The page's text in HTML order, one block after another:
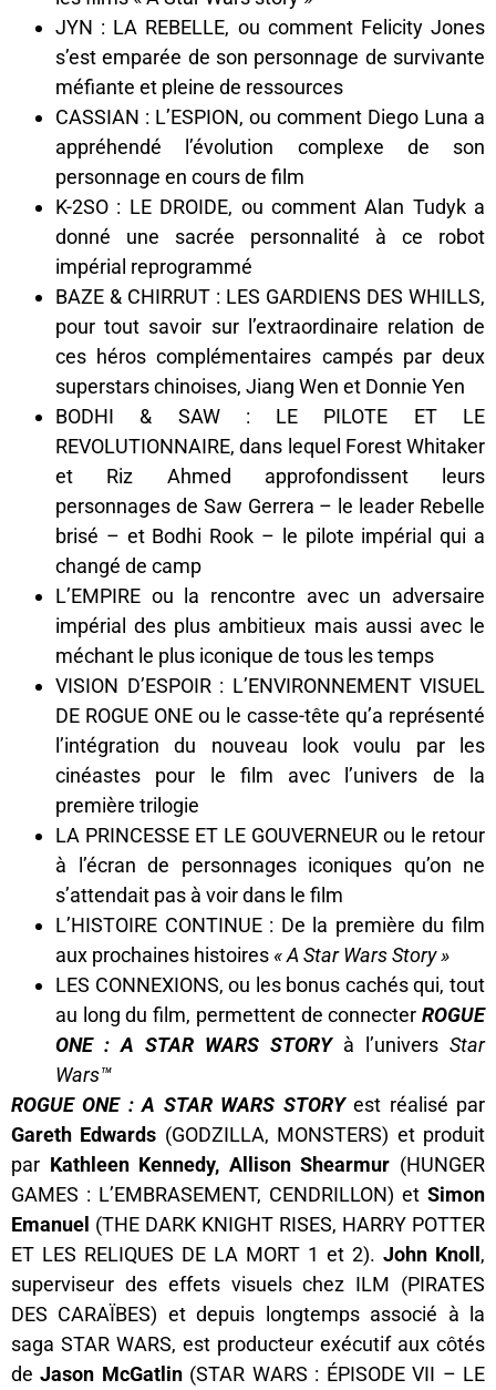
JYN : LA REBELLE, ou comment Felicity Jones
s’est emparée de son personnage de survivante
méfiante et pleine de ressources
CASSIAN : L’ESPION, ou comment Diego Luna a
appréhendé l’évolution complexe de son
personnage en cours de film
K-2SO : LE DROIDE, ou comment Alan Tudyk a
donné une sacrée personnalité à ce robot
impérial reprogrammé
BAZE & CHIRRUT : LES GARDIENS DES WHILLS,
pour tout savoir sur l’extraordinaire relation de
ces héros complémentaires campés par deux
superstars chinoises, Jiang Wen et Donnie Yen
BODHI & SAW : LE PILOTE ET LE
REVOLUTIONNAIRE, dans lequel Forest Whitaker
et Riz Ahmed approfondissent leurs
personnages de Saw Gerrera – le leader Rebelle
brisé – et Bodhi Rook – le pilote impérial qui a
changé de camp
L’EMPIRE ou la rencontre avec un adversaire
impérial des plus ambitieux mais aussi avec le
méchant le plus iconique de tous les temps
VISION D’ESPOIR : L’ENVIRONNEMENT VISUEL
DE ROGUE ONE ou le casse-tête qu’a représenté
l’intégration du nouveau look voulu par les
cinéastes pour le film avec l’univers de la
première trilogie
LA PRINCESSE ET LE GOUVERNEUR ou le retour
à l’écran de personnages iconiques qu’on ne
s’attendait pas à voir dans le film
L’HISTOIRE CONTINUE : De la première du film
aux prochaines histoires« A Star Wars Story »
LES CONNEXIONS, ou les bonus cachés qui, tout
au long du film, permettent de connecter ROGUE
ONE : A STAR WARS STORYà l’univers Star
Wars™
ROGUE ONE : A STAR WARS STORYest réalisé par
Gareth Edwards (GODZILLA, MONSTERS) et produit
par Kathleen Kennedy, Allison Shearmur (HUNGER
GAMES : L’EMBRASEMENT, CENDRILLON) et Simon
Emanuel (THE DARK KNIGHT RISES, HARRY POTTER
ET LES RELIQUES DE LA MORT 1 et 2). John Knoll ,
superviseur des effets visuels chez ILM (PIRATES
DES CARAÏBES) et depuis longtemps associé à la
saga STAR WARS, est producteur exécutif aux côtés
deJason McGatlin(STAR WARS : ÉPISODE VII – LE